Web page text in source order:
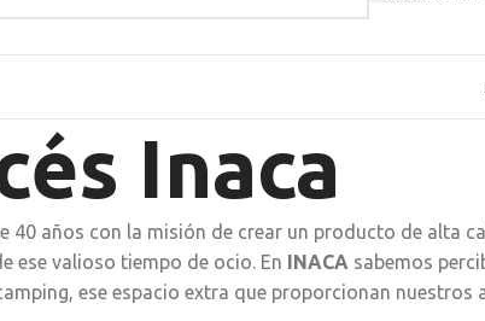
Inaca
40 años con la misión de crear un producto de alta
ese valioso tiempo de ocio. En INACA sabemos
ese espacio extra que proporcionan nuestros